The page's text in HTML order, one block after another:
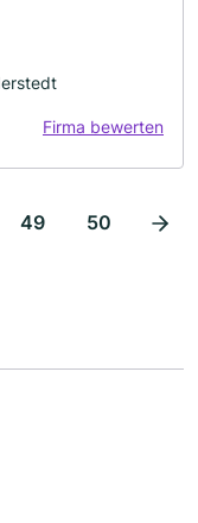
Firma bewerten
49 50